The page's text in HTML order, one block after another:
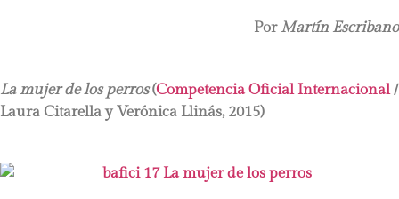
Por Martín Escribano
La mujer de los perros(Competencia Oficial Internacional/
Laura Citarella y Verónica Llinás, 2015)